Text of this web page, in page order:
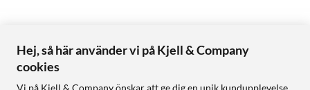
Hej, så här använder vi på Kjell & Company
cookies
Vi på Kjell & Company önskar att ge dig en unik kundupplevelse